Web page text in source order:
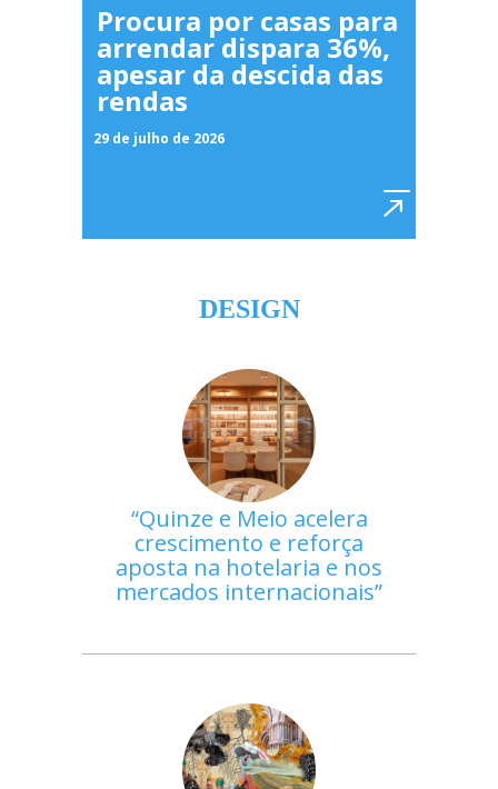
Procura por casas para
arrendar dispara 36%,
apesar da descida das
rendas
29 de julho de 2026
DESIGN
Quinze e Meio acelera
crescimento e reforça
aposta na hotelaria e nos
mercados internacionais